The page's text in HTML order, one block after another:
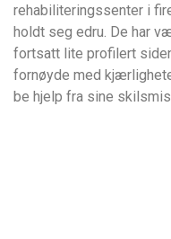
rehabiliteringssenter i
holdt seg edru. De har
fortsatt lite profilert
fornøyde med
be hjelp fra sine